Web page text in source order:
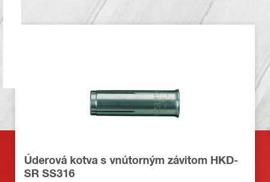
Úderová kotva s vnútorným závitom HKD-
SR SS316